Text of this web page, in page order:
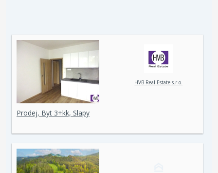
HVB Real Estate s.r.o.
Prodej, Byt 3+kk, Slapy